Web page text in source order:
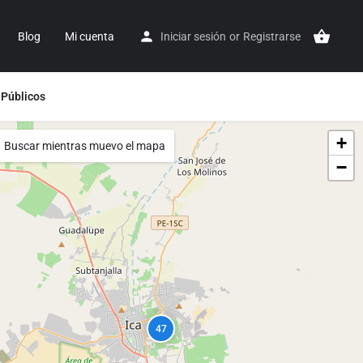
Blog Mi cuenta Iniciar sesión or Registrarse
47
+
−
Buscar mientras muevo el mapa